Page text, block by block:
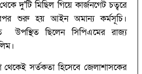
দু'টি মিছিল গিয়ে কার্জনগেট চত্বরে
শুরু হয় আইন অমান্য কর্মসূচি।
উপস্থিত ছিলেন সিপিএমের রাজ্য
সর্তকতা হিসেবে জেলাশাসকের